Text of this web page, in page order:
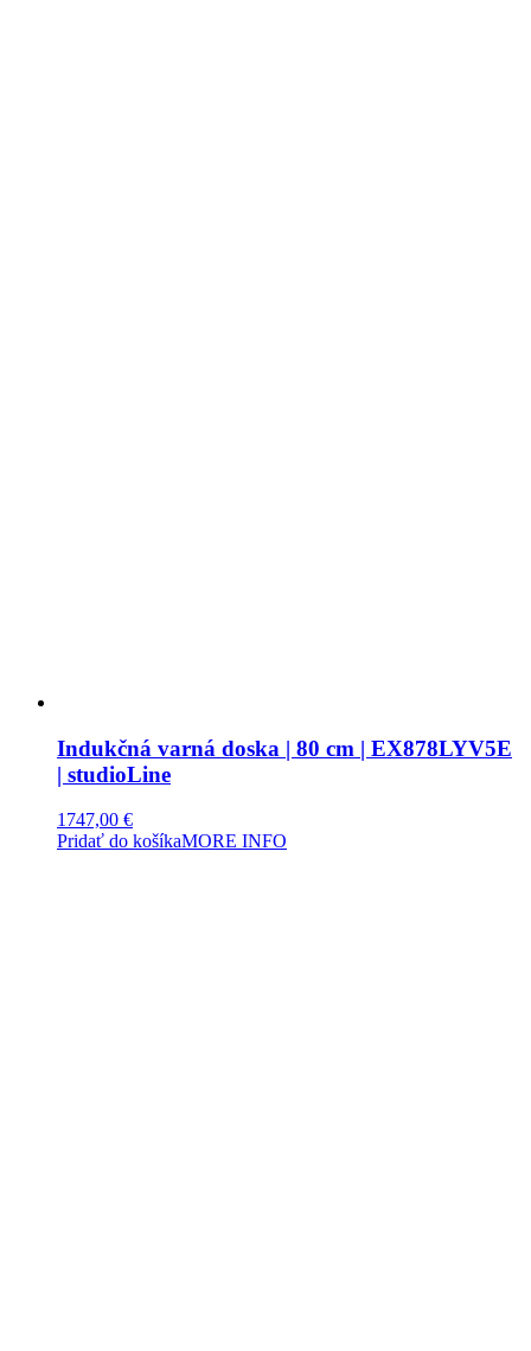
Indukčná varná doska | 80 cm | EX878LYV5E
| studioLine
1747,00 €
Pridať do košíkaMORE INFO